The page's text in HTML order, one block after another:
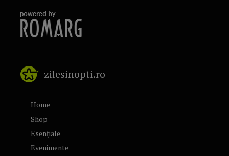
zilesinopti.ro
Home
Shop
Esențiale
Evenimente